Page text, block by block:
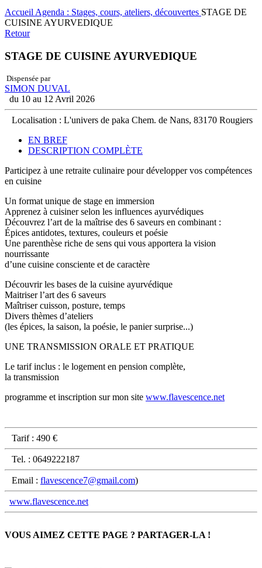
Accueil Agenda : Stages, cours, ateliers, découvertes STAGE DE
CUISINE AYURVEDIQUE
Retour
STAGE DE CUISINE AYURVEDIQUE
Dispensée par
SIMON DUVAL
du 10 au 12 Avril 2026
Localisation : L'univers de paka Chem. de Nans, 83170 Rougiers
EN BREF
DESCRIPTION COMPLÈTE
Participez à une retraite culinaire pour développer vos compétences
en cuisine
Un format unique de stage en immersion
Apprenez à cuisiner selon les influences ayurvédiques
Découvrez l’art de la maîtrise des 6 saveurs en combinant :
Épices antidotes, textures, couleurs et poésie
Une parenthèse riche de sens qui vous apportera la vision
nourrissante
d’une cuisine consciente et de caractère
Découvrir les bases de la cuisine ayurvédique
Maitriser l’art des 6 saveurs
Maîtriser cuisson, posture, temps
Divers thèmes d’ateliers
(les épices, la saison, la poésie, le panier surprise...)
UNE TRANSMISSION ORALE ET PRATIQUE
Le tarif inclus : le logement en pension complète,
la transmission
programme et inscription sur mon site www.flavescence.net
Tarif : 490 €
Tel. : 0649222187
Email : flavescence7@gmail.com)
www.flavescence.net
VOUS AIMEZ CETTE PAGE ? PARTAGER-LA !